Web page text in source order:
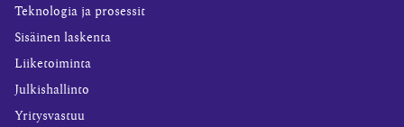
Teknologia ja prosessit
Sisäinen laskenta
Liiketoiminta
Julkishallinto
Yritysvastuu